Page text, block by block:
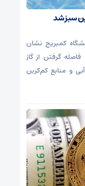
سبز شد
کمبریج نشان
گرفتن از گاز
و منابع کم‌کربن